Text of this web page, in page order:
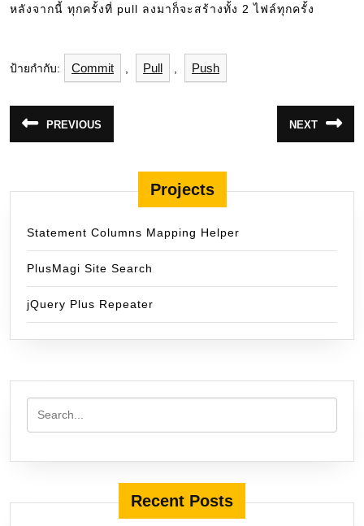
หลังจากนี้ ทุกครั้งที่ pull ลงมาก็จะสร้างทั้ง 2 ไฟล์ทุกครั้ง
ป้ายกำกับ: Commit Pull Push
แนะแนว
เรื่อง
PREVIOUS
post:
NEXT
post:
Projects
Statement Columns Mapping Helper
PlusMagi Site Search
jQuery Plus Repeater
Recent Posts